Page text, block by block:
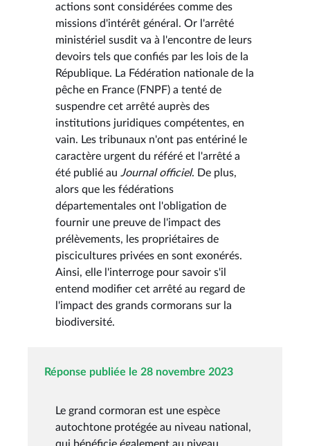
actions sont considérées comme des
missions d'intérêt général. Or l'arrêté
ministériel susdit va à l'encontre de leurs
devoirs tels que confiés par les lois de la
République. La Fédération nationale de la
pêche en France (FNPF) a tenté de
suspendre cet arrêté auprès des
institutions juridiques compétentes, en
vain. Les tribunaux n'ont pas entériné le
caractère urgent du référé et l'arrêté a
été publié au Journal officiel. De plus,
alors que les fédérations
départementales ont l'obligation de
fournir une preuve de l'impact des
prélèvements, les propriétaires de
piscicultures privées en sont exonérés.
Ainsi, elle l'interroge pour savoir s'il
entend modifier cet arrêté au regard de
l'impact des grands cormorans sur la
biodiversité.
Réponse publiée le 28 novembre 2023
Le grand cormoran est une espèce
autochtone protégée au niveau national,
qui bénéficie également au niveau